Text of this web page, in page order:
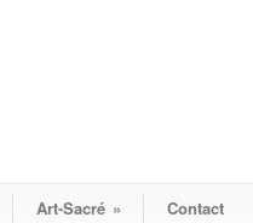
Art-Sacré » Contact